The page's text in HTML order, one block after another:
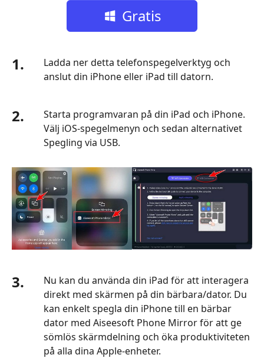
Gratis
1.
Ladda ner detta telefonspegelverktyg och
anslut din iPhone eller iPad till datorn.
2.
Starta programvaran på din iPad och iPhone.
Välj iOS-spegelmenyn och sedan alternativet
Spegling via USB.
3.
Nu kan du använda din iPad för att interagera
direkt med skärmen på din bärbara/dator. Du
kan enkelt spegla din iPhone till en bärbar
dator med Aiseesoft Phone Mirror för att ge
sömlös skärmdelning och öka produktiviteten
på alla dina Apple-enheter.